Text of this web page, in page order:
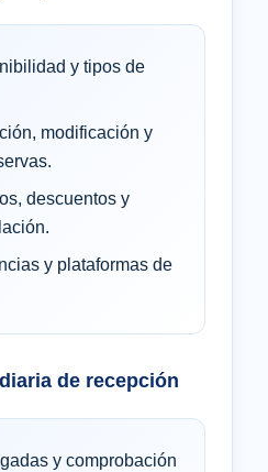
y tipos de
modificación y
descuentos y
y plataformas de
de recepción
y comprobación